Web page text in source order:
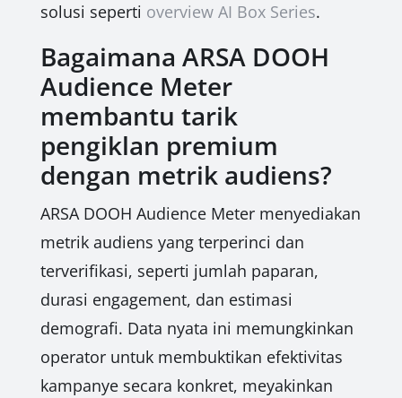
solusi seperti overview AI Box Series.
Bagaimana ARSA DOOH
Audience Meter
membantu tarik
pengiklan premium
dengan metrik audiens?
ARSA DOOH Audience Meter menyediakan
metrik audiens yang terperinci dan
terverifikasi, seperti jumlah paparan,
durasi engagement, dan estimasi
demografi. Data nyata ini memungkinkan
operator untuk membuktikan efektivitas
kampanye secara konkret, meyakinkan